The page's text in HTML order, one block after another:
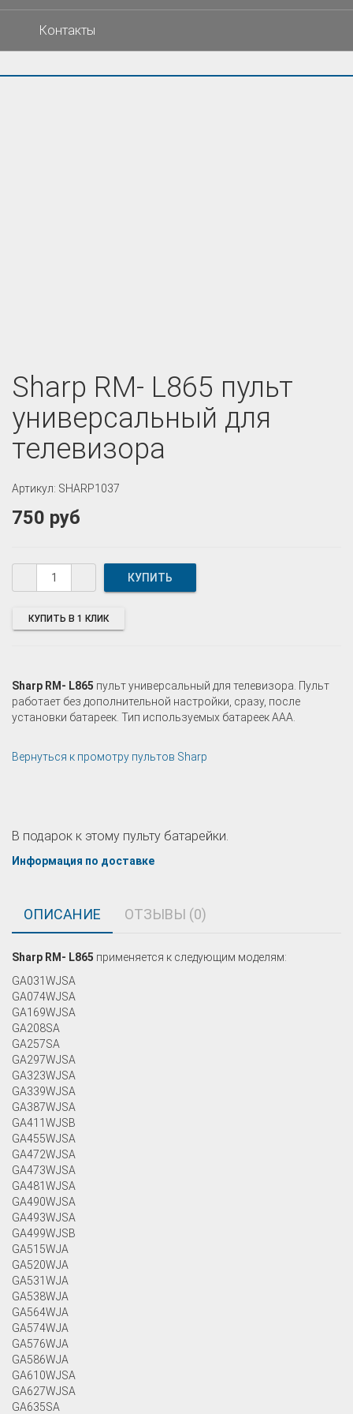
Контакты
Sharp RM- L865 пульт
универсальный для
телевизора
Артикул: SHARP1037
750 руб
КУПИТЬ В 1 КЛИК
Sharp RM- L865 пульт универсальный для телевизора. Пульт
работает без дополнительной настройки, сразу, после
установки батареек. Тип используемых батареек AAA.
Вернуться к промотру пультов Sharp
В подарок к этому пульту батарейки.
Информация по доставке
ОПИСАНИЕ ОТЗЫВЫ (0)
Sharp RM- L865 применяется к следующим моделям:
GA031WJSA
GA074WJSA
GA169WJSA
GA208SA
GA257SA
GA297WJSA
GA323WJSA
GA339WJSA
GA387WJSA
GA411WJSB
GA455WJSA
GA472WJSA
GA473WJSA
GA481WJSA
GA490WJSA
GA493WJSA
GA499WJSB
GA515WJA
GA520WJA
GA531WJA
GA538WJA
GA564WJA
GA574WJA
GA576WJA
GA586WJA
GA610WJSA
GA627WJSA
GA635SA